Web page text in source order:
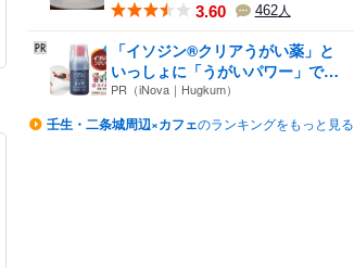
3.60 462人
「イソジン®クリアうがい薬」と
いっしょに「うがいパワー」で
一...
PR（iNova｜Hugkum）
壬生・二条城周辺×カフェのランキングをもっと見る